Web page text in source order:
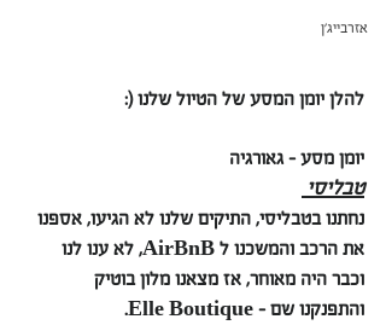
אזרבייג'ן
להלן יומן המסע של הטיול שלנו (:
יומן מסע - גאורגיה
טבליסי
נחתנו בטבליסי, התיקים שלנו לא הגיעו, אספנו
את הרכב והמשכנו ל AirBnB, לא ענו לנו
וכבר היה מאוחר, אז מצאנו מלון בוטיק
והתפנקנו שם - Elle Boutique.